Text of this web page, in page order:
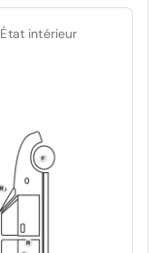
État intérieur